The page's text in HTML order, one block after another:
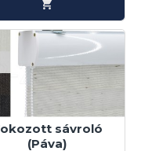
sávroló
(Páva)